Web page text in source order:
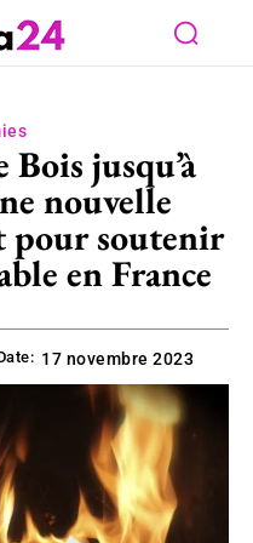
jusqu’à
nouvelle
pour soutenir
en France
17 novembre 2023